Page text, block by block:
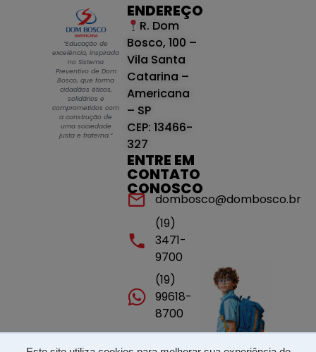
“Educação de
excelência, inspirada
no Sistema
Preventivo de Dom
Bosco, que forma
cidadãos éticos,
solidários e
comprometidos com
a construção de
uma sociedade
justa e fraterna.”
ENDEREÇO
R. Dom
Bosco, 100 –
Vila Santa
Catarina –
Americana
– SP
CEP: 13466-
327
ENTRE EM
CONTATO
CONOSCO
dombosco@dombosco.br
(19)
3471-
9700
(19)
99618-
8700